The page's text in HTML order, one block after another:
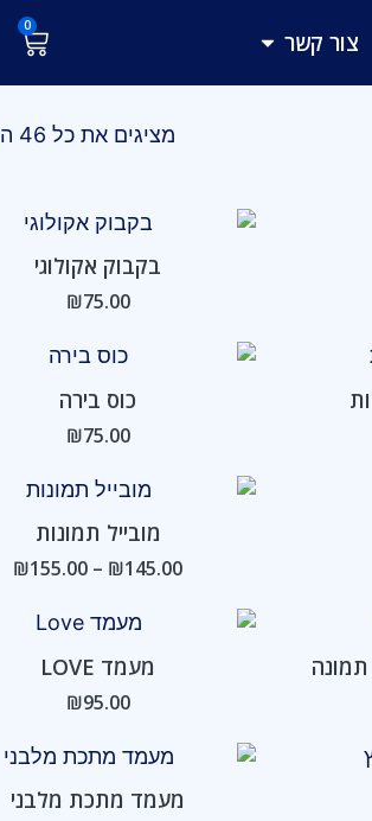
צור קשר פתח צור קשר 0
עגלת
קניות
מציגים את כל ⁦46⁩ התוצאות
בקבוק אקולוגי
₪75.00
מחירים:
כוס בירה
₪75.00
מובייל תמונות
₪145.00
–
₪155.00
⁦₪155.00⁩
מעמד LOVE
₪95.00
מעמד מתכת מלבני
טווח